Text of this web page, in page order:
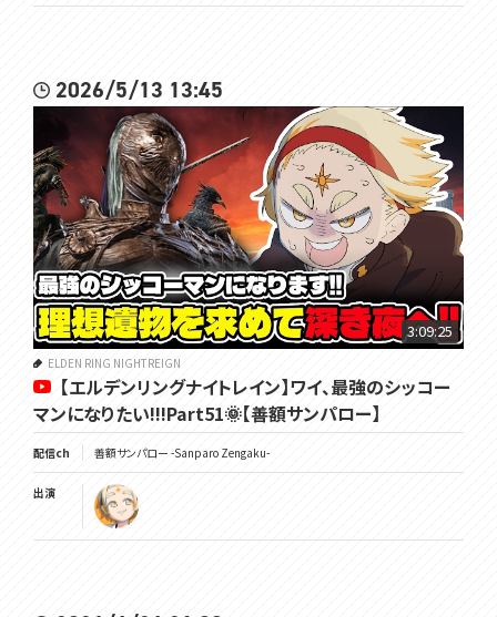
2026/5/13 13:45
3:09:25
ELDEN RING NIGHTREIGN
【エルデンリングナイトレイン】ワイ、最強のシッコー
マンになりたい!!!Part51🌞【善額サンパロー】
配信ch 善額サンパロー -Sanparo Zengaku-
出演